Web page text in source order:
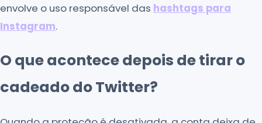
envolve o uso responsável das hashtags para
Instagram.
O que acontece depois de tirar o
cadeado do Twitter?